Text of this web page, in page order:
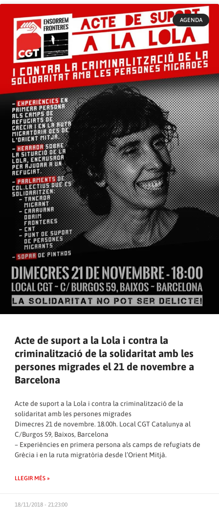
AGENDA
Acte de suport a la Lola i contra la
criminalització de la solidaritat amb les
persones migrades el 21 de novembre a
Barcelona
Acte de suport a la Lola i contra la criminalització de la
solidaritat amb les persones migrades
Dimecres 21 de novembre. 18.00h. Local CGT Catalunya al
C/Burgos 59, Baixos, Barcelona
– Experiències en primera persona als camps de refugiats de
Grècia i en la ruta migratòria desde l’Orient Mitjà.
LLEGIR MÉS »
18/11/2018 - 21:23:00